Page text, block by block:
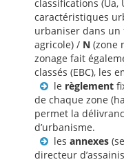
classifications (Ua,
caractéristiques
urbaniser dans
agricole) / N (zone
zonage fait
classés (EBC), les
le règlement
de chaque zone
permet la
d’urbanisme.
les annexes
directeur